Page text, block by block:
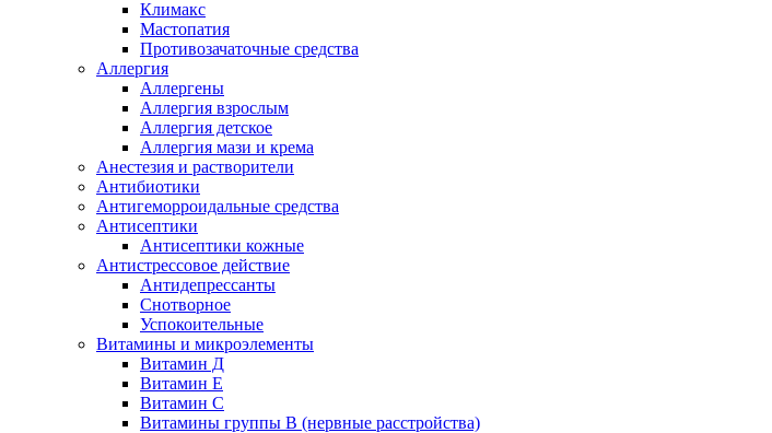
Климакс
Мастопатия
Противозачаточные средства
Аллергия
Аллергены
Аллергия взрослым
Аллергия детское
Аллергия мази и крема
Анестезия и растворители
Антибиотики
Антигеморроидальные средства
Антисептики
Антисептики кожные
Антистрессовое действие
Антидепрессанты
Снотворное
Успокоительные
Витамины и микроэлементы
Витамин Д
Витамин Е
Витамин С
Витамины группы В (нервные расстройства)